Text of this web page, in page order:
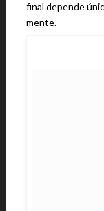
final depende
mente.